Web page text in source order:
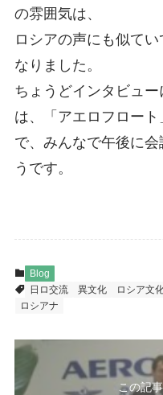
の雰囲気は、
ロシアの声にも似てい
なりました。
ちょうどインタビュ
は、「アエロフロー
で、みんなで午後に
うです。
Blog
日ロ交流
異文化 ロシア文
ロシアナ
この記